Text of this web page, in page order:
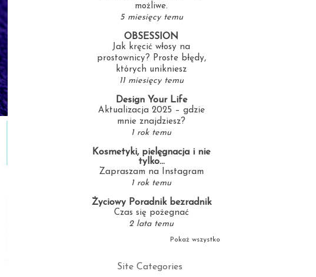
możliwe.
5 miesięcy temu
OBSESSION
Jak kręcić włosy na
prostownicy? Proste błędy,
których unikniesz
11 miesięcy temu
Design Your Life
Aktualizacja 2025 – gdzie
mnie znajdziesz?
1 rok temu
Kosmetyki, pielęgnacja i nie
tylko...
Zapraszam na Instagram
1 rok temu
Życiowy Poradnik bezradnik
Czas się pożegnać
2 lata temu
Pokaż wszystko
Site Categories